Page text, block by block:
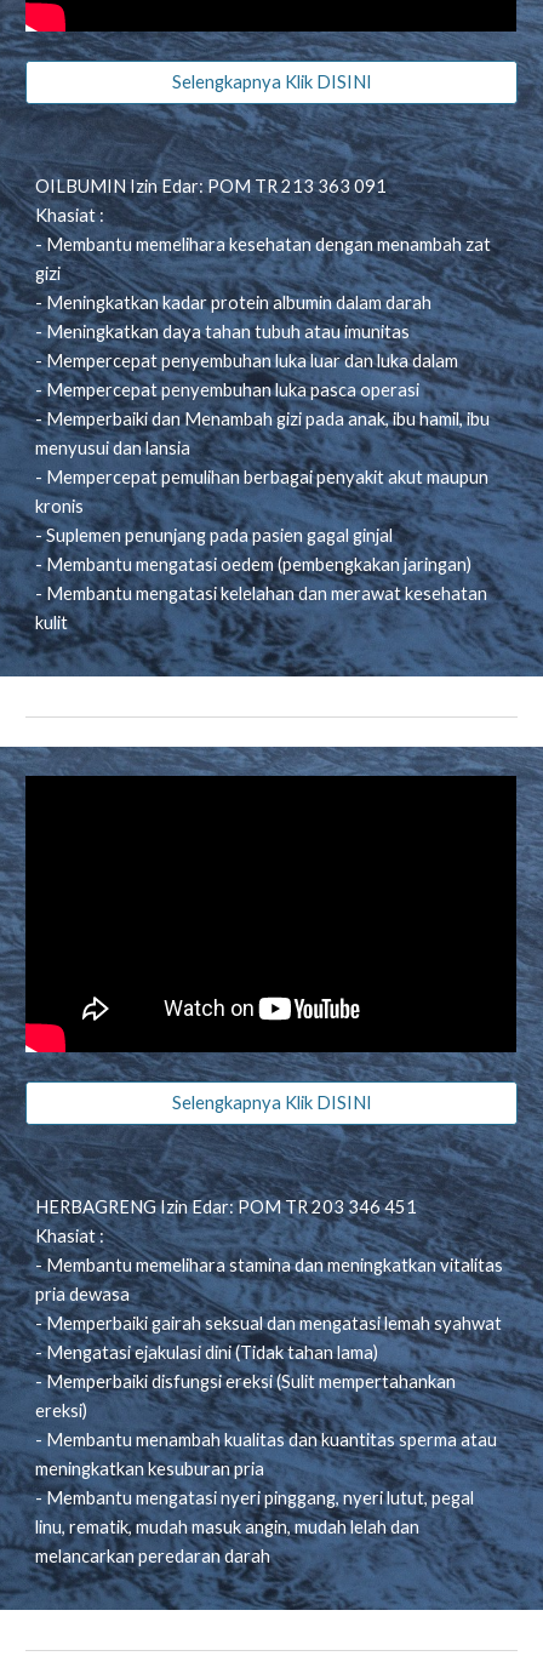
Selengkapnya Klik DISINI
OILBUMIN Izin Edar: POM TR 213 363 091
Khasiat :
- Membantu memelihara kesehatan dengan menambah zat
gizi
- Meningkatkan kadar protein albumin dalam darah
- Meningkatkan daya tahan tubuh atau imunitas
- Mempercepat penyembuhan luka luar dan luka dalam
- Mempercepat penyembuhan luka pasca operasi
- Memperbaiki dan Menambah gizi pada anak, ibu hamil, ibu
menyusui dan lansia
- Mempercepat pemulihan berbagai penyakit akut maupun
kronis
- Suplemen penunjang pada pasien gagal ginjal
- Membantu mengatasi oedem (pembengkakan jaringan)
- Membantu mengatasi kelelahan dan merawat kesehatan
kulit
Selengkapnya Klik DISINI
HERBAGRENG Izin Edar: POM TR 203 346 451
Khasiat :
- Membantu memelihara stamina dan meningkatkan vitalitas
pria dewasa
- Memperbaiki gairah seksual dan mengatasi lemah syahwat
- Mengatasi ejakulasi dini (Tidak tahan lama)
- Memperbaiki disfungsi ereksi (Sulit mempertahankan
ereksi)
- Membantu menambah kualitas dan kuantitas sperma atau
meningkatkan kesuburan pria
- Membantu mengatasi nyeri pinggang, nyeri lutut, pegal
linu, rematik, mudah masuk angin, mudah lelah dan
melancarkan peredaran darah